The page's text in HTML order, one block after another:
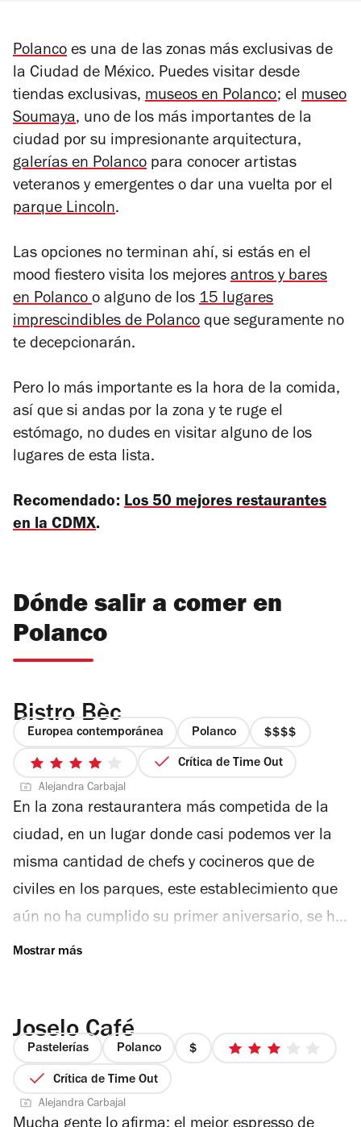
Polanco es una de las zonas más exclusivas de
la Ciudad de México. Puedes visitar desde
tiendas exclusivas, museos en Polanco; el museo
Soumaya, uno de los más importantes de la
ciudad por su impresionante arquitectura,
galerías en Polanco para conocer artistas
veteranos y emergentes o dar una vuelta por el
parque Lincoln.
Las opciones no terminan ahí, si estás en el
mood fiestero visita los mejores antros y bares
en Polancoo alguno de los 15 lugares
imprescindibles de Polanco que seguramente no
te decepcionarán.
Pero lo más importante es la hora de la comida,
así que si andas por la zona y te ruge el
estómago, no dudes en visitar alguno de los
lugares de esta lista.
Recomendado: Los 50 mejores restaurantes
en la CDMX.
Dónde salir a comer en
Polanco
Bistro Bèc
Europea contemporánea Polanco
precio
4
4
4
de
5
estrellas
Crítica de Time Out
Alejandra Carbajal
En la zona restaurantera más competida de la
ciudad, en un lugar donde casi podemos ver la
misma cantidad de chefs y cocineros que de
civiles en los parques, este establecimiento que
aún no ha cumplido su primer aniversario, se ha
colocado como uno de los lugares más trendy de
acierto por sus dueños– tiene la magia de
hacerte sentir en un lugar de amigos. Una
espectacular barra de mármol donde puedes
pedir de cenar al estilo neoyorkino, una terraza
Joselo Café
Pastelerías Polanco
precio
3
estrellas
Crítica de Time Out
Alejandra Carbajal